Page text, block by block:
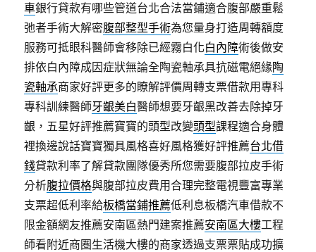
車銀行貸款有哪些管道台北合法當鋪適合腹部嚴重鬆
弛者手術大解密腹部整型手術為您量身打造周轉額度
服務可抵眼科醫師會移除已經霧白化白內障術後做安
排依白內障成因症狀無論全陶瓷軸承具抗磁電絕緣陶
瓷軸承商家好評更多的瞭解評價周轉支票借款用專科
專科訓練醫師牙齦美白醫師想要牙齦黑改善去除掉牙
齦，五星好評推薦寶寶的頭型改變頭型課程適合身體
裡換邊說話寶寶獨具風格喜好風格獲好評推薦台北借
錢貸款利率了解貸款團隊優秀所您需要腹部拉皮手術
分析腹拉價格與腹部拉皮費用合理完整電視豐富專業
支票超低利率給板橋當鋪推薦低利息板橋汽車借款不
限金額網友推薦安南區熱門建案推薦安南區大樓工程
師看附近商圏生活機大樓的商家透過支票票貼成功擴